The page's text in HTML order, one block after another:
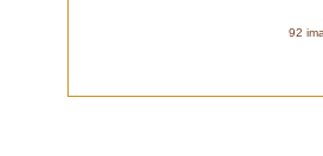
92